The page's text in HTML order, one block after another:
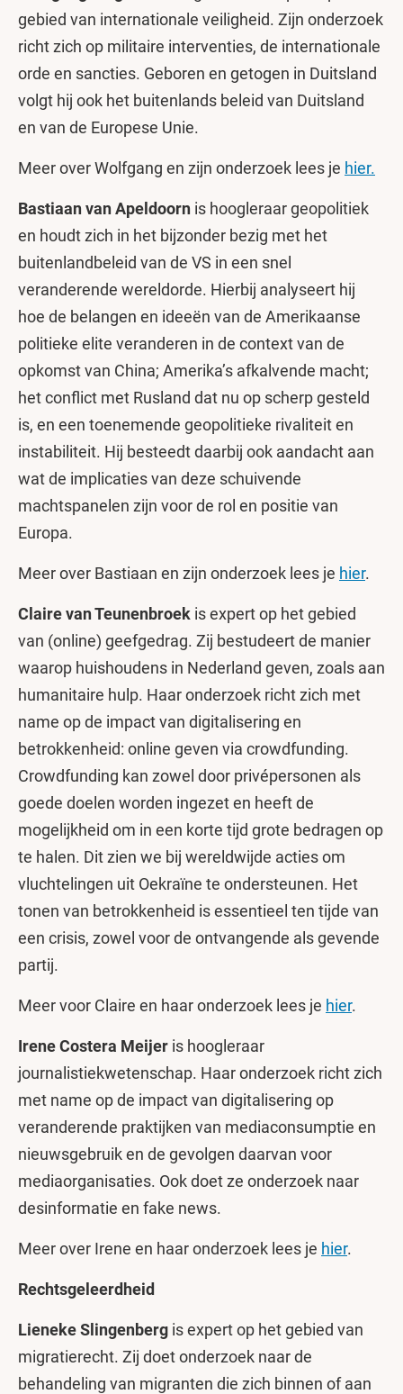
gebied van internationale veiligheid. Zijn onderzoek
richt zich op militaire interventies, de internationale
orde en sancties. Geboren en getogen in Duitsland
volgt hij ook het buitenlands beleid van Duitsland
en van de Europese Unie.
Meer over Wolfgang en zijn onderzoek lees je hier.
Bastiaan van Apeldoorn is hoogleraar geopolitiek
en houdt zich in het bijzonder bezig met het
buitenlandbeleid van de VS in een snel
veranderende wereldorde. Hierbij analyseert hij
hoe de belangen en ideeën van de Amerikaanse
politieke elite veranderen in de context van de
opkomst van China; Amerika’s afkalvende macht;
het conflict met Rusland dat nu op scherp gesteld
is, en een toenemende geopolitieke rivaliteit en
instabiliteit. Hij besteedt daarbij ook aandacht aan
wat de implicaties van deze schuivende
machtspanelen zijn voor de rol en positie van
Europa.
Meer over Bastiaan en zijn onderzoek lees je hier.
Claire van Teunenbroek is expert op het gebied
van (online) geefgedrag. Zij bestudeert de manier
waarop huishoudens in Nederland geven, zoals aan
humanitaire hulp. Haar onderzoek richt zich met
name op de impact van digitalisering en
betrokkenheid: online geven via crowdfunding.
Crowdfunding kan zowel door privépersonen als
goede doelen worden ingezet en heeft de
mogelijkheid om in een korte tijd grote bedragen op
te halen. Dit zien we bij wereldwijde acties om
vluchtelingen uit Oekraïne te ondersteunen. Het
tonen van betrokkenheid is essentieel ten tijde van
een crisis, zowel voor de ontvangende als gevende
partij.
Meer voor Claire en haar onderzoek lees je hier.
Irene Costera Meijer is hoogleraar
journalistiekwetenschap. Haar onderzoek richt zich
met name op de impact van digitalisering op
veranderende praktijken van mediaconsumptie en
nieuwsgebruik en de gevolgen daarvan voor
mediaorganisaties. Ook doet ze onderzoek naar
desinformatie en fake news.
Meer over Irene en haar onderzoek lees je hier.
Rechtsgeleerdheid
Lieneke Slingenberg is expert op het gebied van
migratierecht. Zij doet onderzoek naar de
behandeling van migranten die zich binnen of aan